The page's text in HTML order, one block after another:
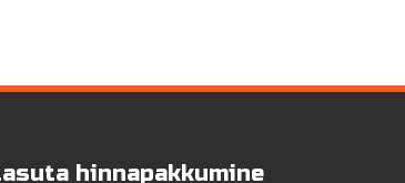
hinnapakkumine